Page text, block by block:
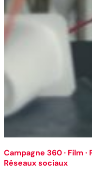
Campagne 360 · Film ·
Réseaux sociaux